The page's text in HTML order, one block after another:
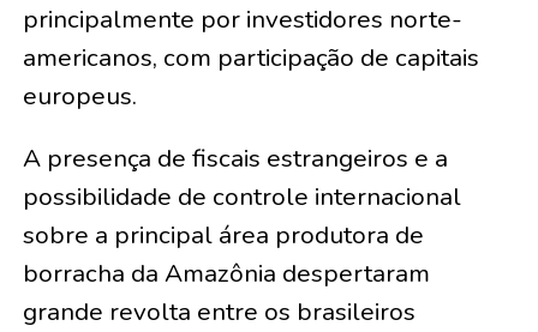
principalmente por investidores norte-
americanos, com participação de capitais
europeus.
A presença de fiscais estrangeiros e a
possibilidade de controle internacional
sobre a principal área produtora de
borracha da Amazônia despertaram
grande revolta entre os brasileiros